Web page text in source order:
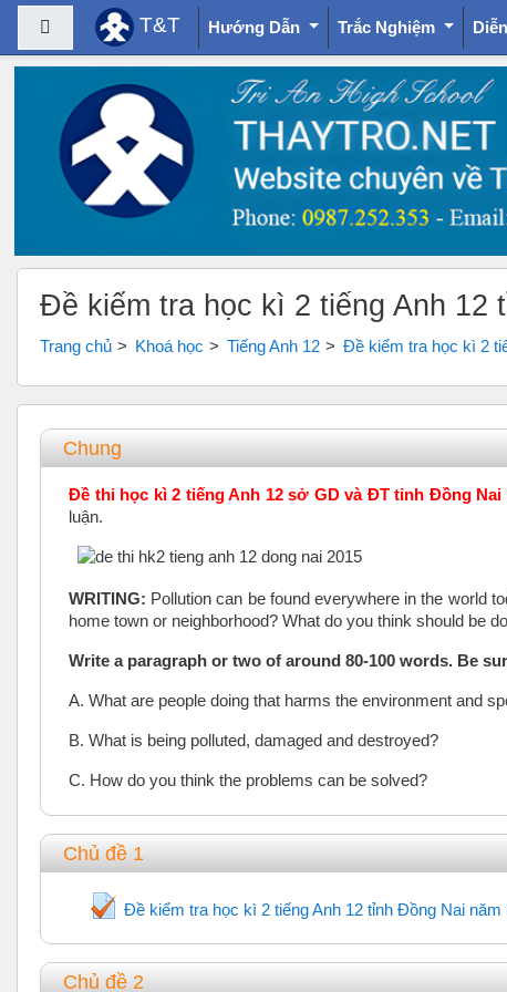
Chuyển tới nội dung chính
Bảng điều khiển cạnh
T&T Hướng Dẫn Trắc Nghiệm
Đề kiểm tra học kì 2 tiếng Anh 12
Trang chủ Khoá học Tiếng Anh 12 Đề kiểm tra học kì 2
Tổng quan các chủ đề
Chung
Đề thi học kì 2 tiếng Anh 12 sở GD và ĐT tỉnh Đồng Nai
luận.
WRITING: Pollution can be found everywhere in the world
home town or neighborhood? What do you think should be
Write a paragraph or two of around 80-100 words. Be
A. What are people doing that harms the environment and
B. What is being polluted, damaged and destroyed?
C. How do you think the problems can be solved?
Chủ đề 1
Đề kiểm tra học kì 2 tiếng Anh 12 tỉnh Đồng Nai năm
Chủ đề 2